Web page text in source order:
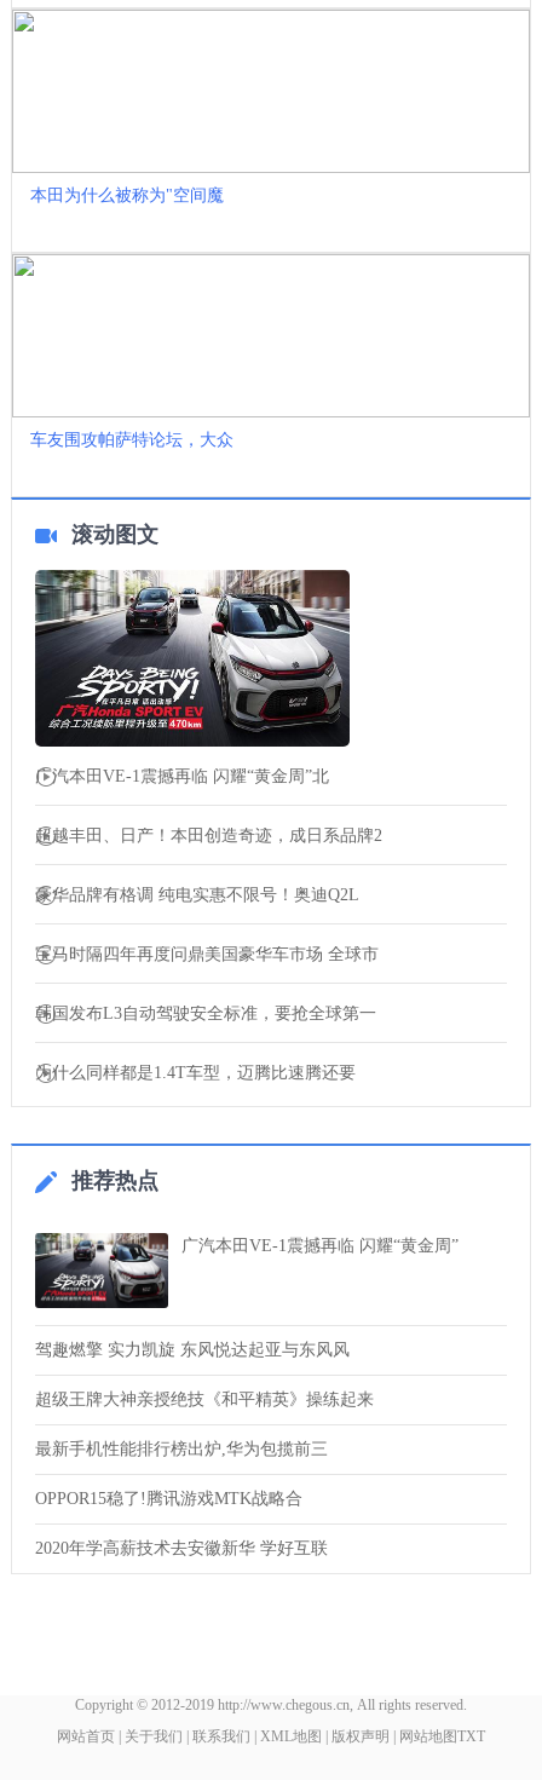
本田为什么被称为"空间魔
车友围攻帕萨特论坛，大众
滚动图文
广汽本田VE-1震撼再临 闪耀“黄金周”北
超越丰田、日产！本田创造奇迹，成日系品牌2
豪华品牌有格调 纯电实惠不限号！奥迪Q2L
宝马时隔四年再度问鼎美国豪华车市场 全球市
韩国发布L3自动驾驶安全标准，要抢全球第一
为什么同样都是1.4T车型，迈腾比速腾还要
推荐热点
广汽本田VE-1震撼再临 闪耀“黄金周”
驾趣燃擎 实力凯旋 东风悦达起亚与东风风
超级王牌大神亲授绝技《和平精英》操练起来
最新手机性能排行榜出炉,华为包揽前三
OPPOR15稳了!腾讯游戏MTK战略合
2020年学高薪技术去安徽新华 学好互联
Copyright © 2012-2019 http://www.chegous.cn, All rights reserved.
网站首页
关于我们 联系我们 XML地图 版权声明 网站地图TXT